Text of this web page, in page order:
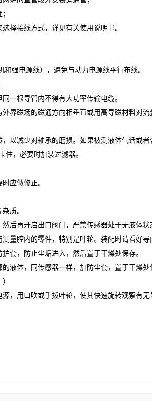
择接线方式，详见有关使用说明书。
强电源线），避免与动力电源线平行布线。
一根导管内不得有大功率传输电缆。
界磁场的磁通方向相垂直或用高导磁材料对
以减少对轴承的磨损。如果被测液体气话或
住，必要时加装过滤器。
应做修正。
质。
后再开启出口阀门，严禁传感器处于无液体状
量腔内的零件，特别是叶轮。装配时请看好
套，防止尘垢进入，然后置于干燥处保存。
液体，同传感器一样，加防尘套，置于干燥处
，用口吹或手拨叶轮，使其快速旋转观察有无